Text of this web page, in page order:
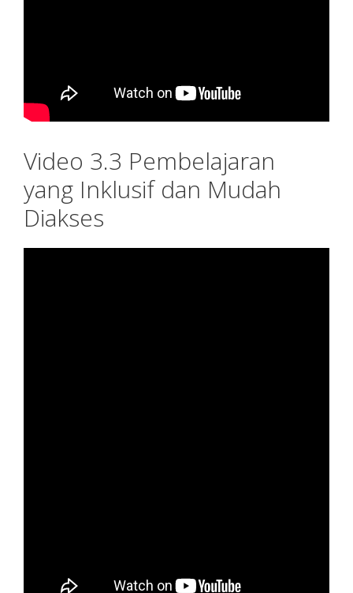
Video 3.3 Pembelajaran
yang Inklusif dan Mudah
Diakses